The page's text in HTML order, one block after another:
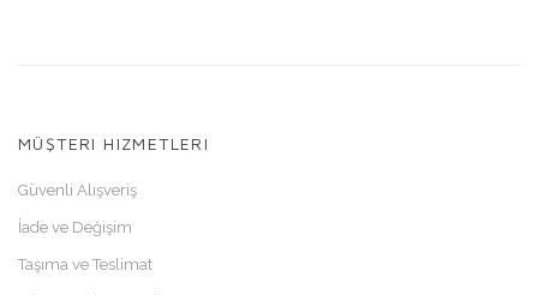
MÜŞTERI HIZMETLERI
Güvenli Alışveriş
İade ve Değişim
Taşıma ve Teslimat